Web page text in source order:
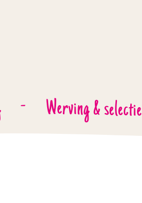
- Werving & selectie